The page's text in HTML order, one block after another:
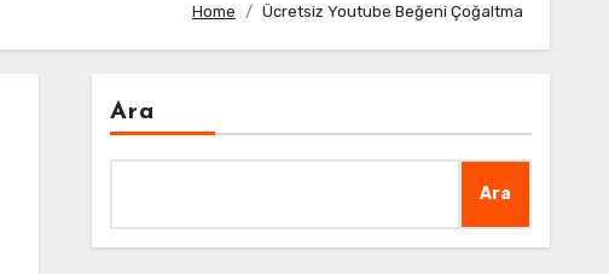
Home Ücretsiz Youtube Beğeni Çoğaltma
Ara
Ara